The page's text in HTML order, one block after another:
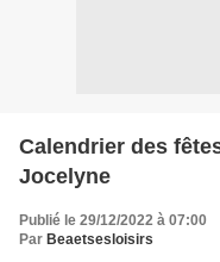
Calendrier des
Jocelyne
Publié le 29/12/2022 à 07:00
Par Beaetsesloisirs